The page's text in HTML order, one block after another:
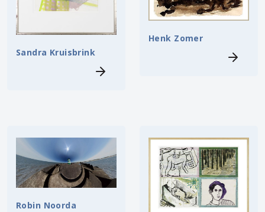
Sandra Kruisbrink
Henk Zomer
Robin Noorda